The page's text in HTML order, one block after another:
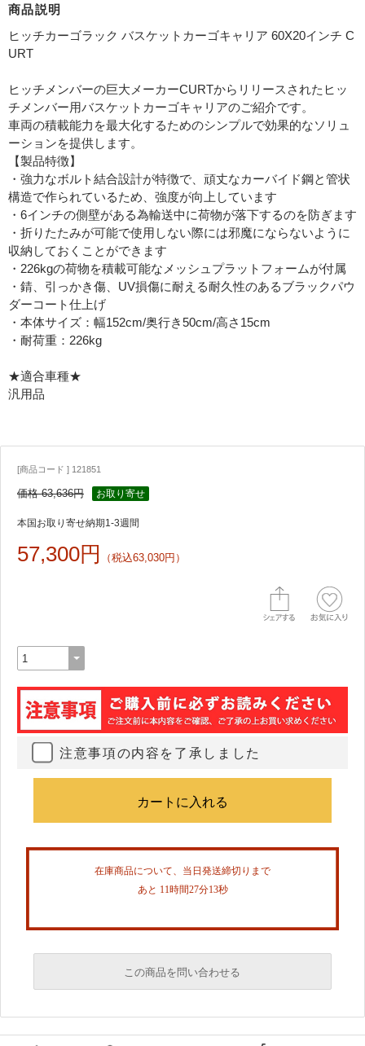
商品説明
ヒッチカーゴラック バスケットカーゴキャリア 60X20インチ C
URT
ヒッチメンバーの巨大メーカーCURTからリリースされたヒッ
チメンバー用バスケットカーゴキャリアのご紹介です。
車両の積載能力を最大化するためのシンプルで効果的なソリュ
ーションを提供します。
【製品特徴】
・強力なボルト結合設計が特徴で、頑丈なカーバイド鋼と管状
構造で作られているため、強度が向上しています
・6インチの側壁がある為輸送中に荷物が落下するのを防ぎます
・折りたたみが可能で使用しない際には邪魔にならないように
収納しておくことができます
・226kgの荷物を積載可能なメッシュプラットフォームが付属
・錆、引っかき傷、UV損傷に耐える耐久性のあるブラックパウ
ダーコート仕上げ
・本体サイズ：幅152cm/奥行き50cm/高さ15cm
・耐荷重：226kg
★適合車種★
汎用品
[商品コード ] 121851
価格 63,636円 お取り寄せ
本国お取り寄せ納期1-3週間
57,300円 （税込63,030円）
注意事項の内容を了承しました
在庫商品について、当日発送締切りまで
あと 11時間27分13秒
この商品を問い合わせる